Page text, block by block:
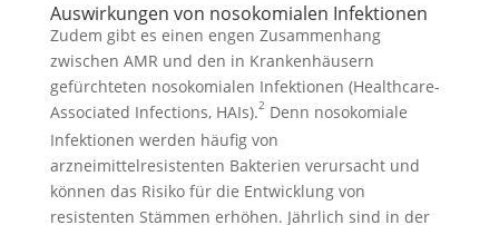
Auswirkungen von nosokomialen Infektionen
Zudem gibt es einen engen Zusammenhang
zwischen AMR und den in Krankenhäusern
gefürchteten nosokomialen Infektionen (Healthcare-
Associated Infections, HAIs).2 Denn nosokomiale
Infektionen werden häufig von
arzneimittelresistenten Bakterien verursacht und
können das Risiko für die Entwicklung von
resistenten Stämmen erhöhen. Jährlich sind in der